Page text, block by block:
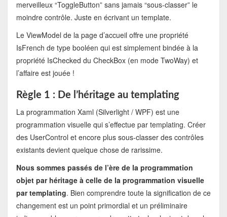
merveilleux “ToggleButton” sans jamais “sous-classer” le
moindre contrôle. Juste en écrivant un template.
Le ViewModel de la page d’accueil offre une propriété
IsFrench de type booléen qui est simplement bindée à la
propriété IsChecked du CheckBox (en mode TwoWay) et
l’affaire est jouée !
Règle 1 : De l’héritage au templating
La programmation Xaml (Silverlight / WPF) est une
programmation visuelle qui s’effectue par templating. Créer
des UserControl et encore plus sous-classer des contrôles
existants devient quelque chose de rarissime.
Nous sommes passés de l’ère de la programmation
objet par héritage à celle de la programmation visuelle
par templating. Bien comprendre toute la signification de ce
changement est un point primordial et un préliminaire